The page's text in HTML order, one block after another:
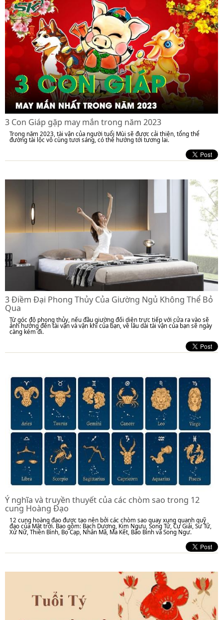
3 Con Giáp gặp may mắn trong năm 2023
Trong năm 2023, tài vận của người tuổi Mùi sẽ được cải thiện, tổng thể
đường tài lộc vô cùng tươi sáng, có thể hướng tới tương lai.
3 Điềm Đại Phong Thủy Của Giường Ngủ Không Thể Bỏ
Qua
Từ góc độ phong thủy, nếu đầu giường đối diện trực tiếp với cửa ra vào sẽ
ảnh hưởng đến tài vận và vận khí của bạn, về lâu dài tài vận của bạn sẽ ngày
càng kém đi.
Ý nghĩa và truyền thuyết của các chòm sao trong 12
cung Hoàng Đạo
12 cung hoàng đạo được tạo nên bởi các chòm sao quay xung quanh quỹ
đạo của Mặt trời. Bao gồm: Bạch Dương, Kim Ngưu, Song Tử, Cự Giải, Sư Tử,
Xử Nữ, Thiên Bình, Bọ Cạp, Nhân Mã, Ma Kết, Bảo Bình và Song Ngư.